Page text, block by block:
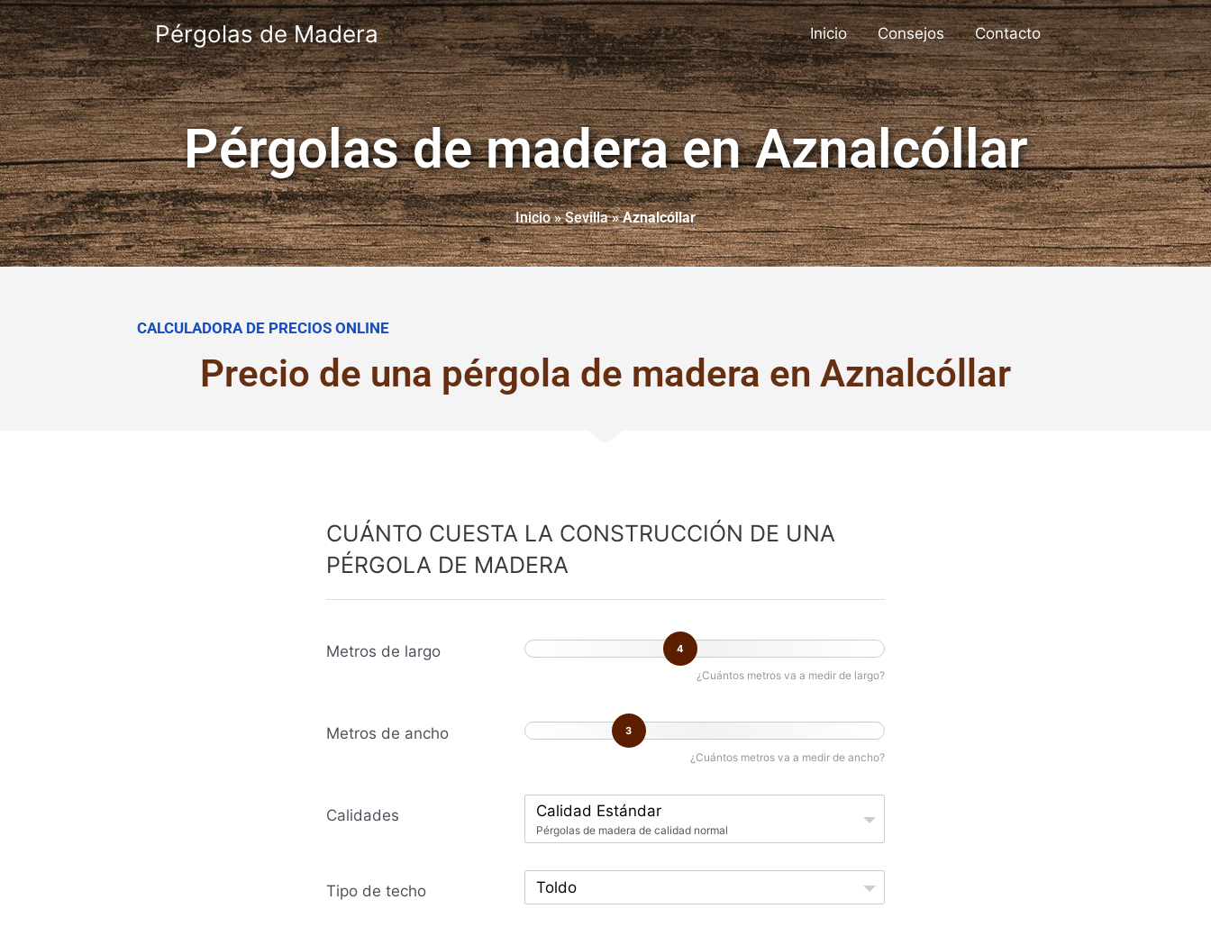
Pérgolas de Madera Inicio Consejos Contacto
Pérgolas de madera en Aznalcóllar
Inicio»Sevilla»Aznalcóllar
CALCULADORA DE PRECIOS ONLINE
Precio de una pérgola de madera en Aznalcóllar
CUÁNTO CUESTA LA CONSTRUCCIÓN DE UNA
PÉRGOLA DE MADERA
Metros de largo 4
¿Cuántos metros va a medir de largo?
Metros de ancho 3
¿Cuántos metros va a medir de ancho?
Calidades Calidad Estándar
Pérgolas de madera de calidad normal
Tipo de techo Toldo